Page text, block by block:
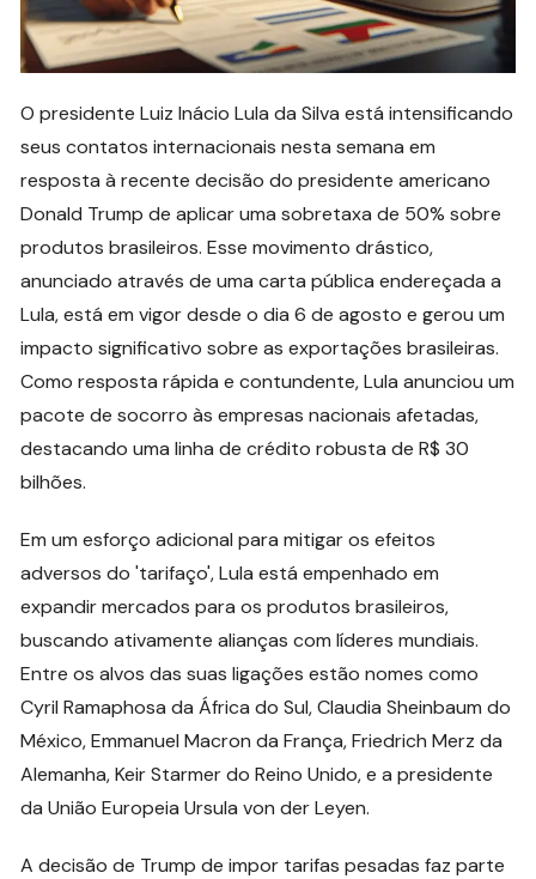
O presidente Luiz Inácio Lula da Silva está intensificando
seus contatos internacionais nesta semana em
resposta à recente decisão do presidente americano
Donald Trump de aplicar uma sobretaxa de 50% sobre
produtos brasileiros. Esse movimento drástico,
anunciado através de uma carta pública endereçada a
Lula, está em vigor desde o dia 6 de agosto e gerou um
impacto significativo sobre as exportações brasileiras.
Como resposta rápida e contundente, Lula anunciou um
pacote de socorro às empresas nacionais afetadas,
destacando uma linha de crédito robusta de R$ 30
bilhões.
Em um esforço adicional para mitigar os efeitos
adversos do 'tarifaço', Lula está empenhado em
expandir mercados para os produtos brasileiros,
buscando ativamente alianças com líderes mundiais.
Entre os alvos das suas ligações estão nomes como
Cyril Ramaphosa da África do Sul, Claudia Sheinbaum do
México, Emmanuel Macron da França, Friedrich Merz da
Alemanha, Keir Starmer do Reino Unido, e a presidente
da União Europeia Ursula von der Leyen.
A decisão de Trump de impor tarifas pesadas faz parte